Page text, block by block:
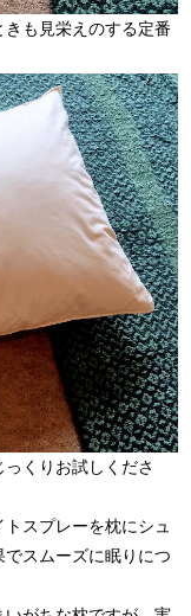
も見栄えのする定番
くりお試しくださ
スプレーを枕にシュ
スムーズに眠りにつ